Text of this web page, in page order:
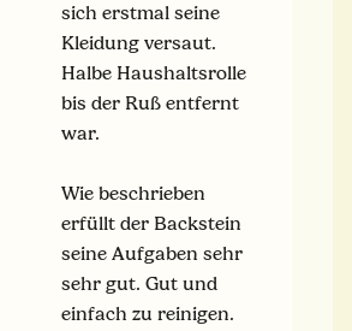
sich erstmal seine
Kleidung versaut.
Halbe Haushaltsrolle
bis der Ruß entfernt
war.
Wie beschrieben
erfüllt der Backstein
seine Aufgaben sehr
sehr gut. Gut und
einfach zu reinigen.